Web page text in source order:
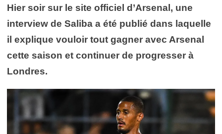
Hier soir sur le site officiel d’Arsenal, une
interview de Saliba a été publié dans laquelle
il explique vouloir tout gagner avec Arsenal
cette saison et continuer de progresser à
Londres.